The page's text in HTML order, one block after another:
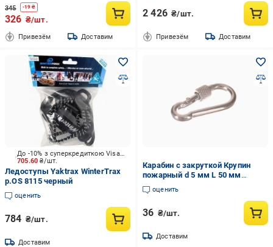
345 -19 ₴
326 ₴/шт.
Привезём Доставим
2 426 ₴/шт.
Привезём Доставим
705.60₴/шт.
До -10% з суперкредиткою Visa Вигода
Ледоступы Yaktrax WinterTrax
р.OS 8115 черный
оценить
784 ₴/шт.
Доставим
Карабин с закруткой Крупин
пожарный d 5 мм L 50 мм
(36594)
оценить
36 ₴/шт.
Доставим